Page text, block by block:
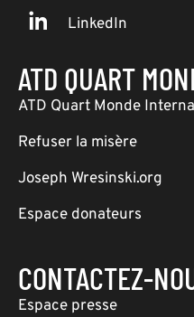
LinkedIn
ATD QUART
ATD Quart Monde
Refuser la misère
Joseph Wresinski.org
Espace donateurs
CONTACTEZ-
Espace presse